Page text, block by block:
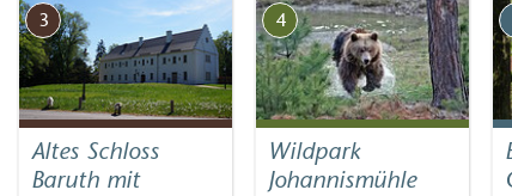
3
Altes Schloss
Baruth mit
4
Wildpark
Johannismühle